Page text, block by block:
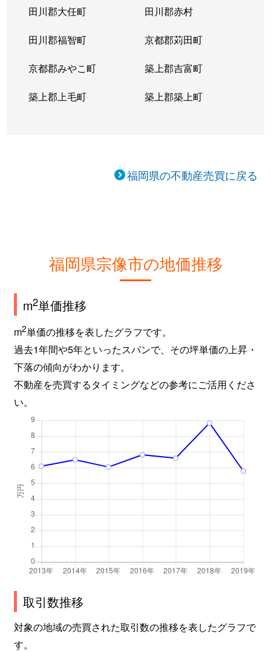
田川郡大任町 田川郡赤村
田川郡福智町 京都郡苅田町
京都郡みやこ町 築上郡吉富町
築上郡上毛町 築上郡築上町
福岡県の不動産売買に戻る
福岡県宗像市の地価推移
m2単価推移
m2単価の推移を表したグラフです。
過去1年間や5年といったスパンで、その坪単価の上昇・
下落の傾向がわかります。
不動産を売買するタイミングなどの参考にご活用くださ
い。
取引数推移
対象の地域の売買された取引数の推移を表したグラフで
す。